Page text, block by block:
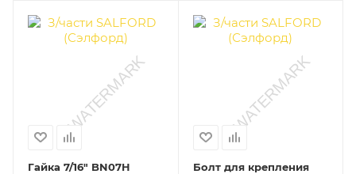
Гайка 7/16" BN07H
Болт для крепления